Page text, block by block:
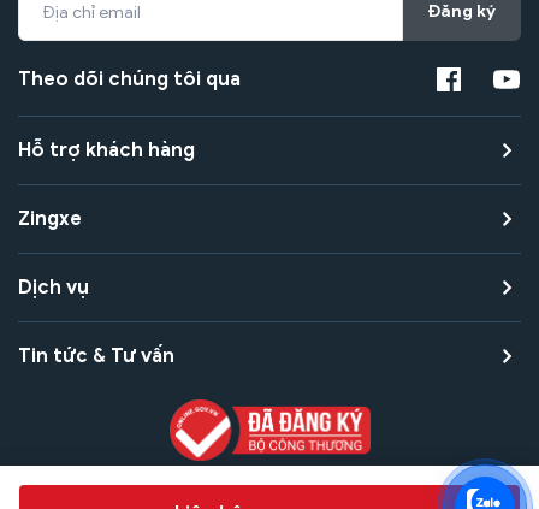
Đăng ký
Theo dõi chúng tôi qua
Hỗ trợ khách hàng
Zingxe
Dịch vụ
Tin tức & Tư vấn